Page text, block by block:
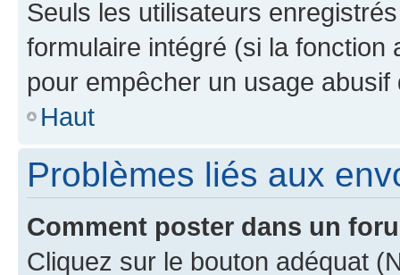
Seuls les utilisateurs
formulaire intégré (si la fonction
pour empêcher un usage
Haut
Problèmes liés aux
Comment poster dans un
Cliquez sur le bouton adéquat